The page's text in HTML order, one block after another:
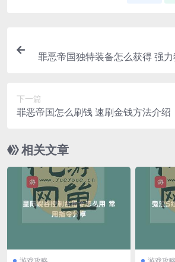
罪恶帝国独特装备怎么获得 强
下一篇
罪恶帝国怎么刷钱 速刷金钱方法介绍
相关文章